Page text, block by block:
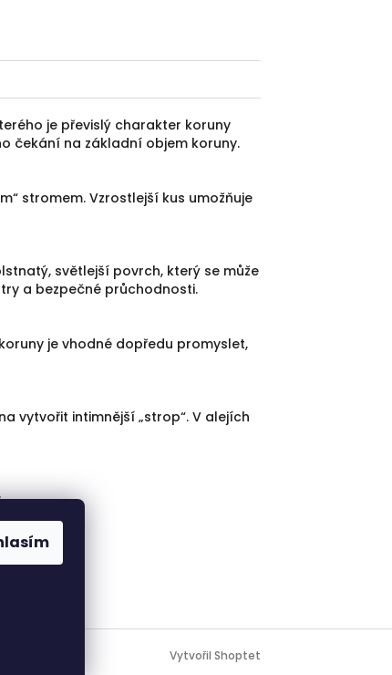
je převislý charakter koruny
čekání na základní objem koruny.
stromem. Vzrostlejší kus umožňuje
světlejší povrch, který se může
a bezpečné průchodnosti.
je vhodné dopředu promyslet,
vytvořit intimnější „strop“. V alejích
Vytvořil Shoptet